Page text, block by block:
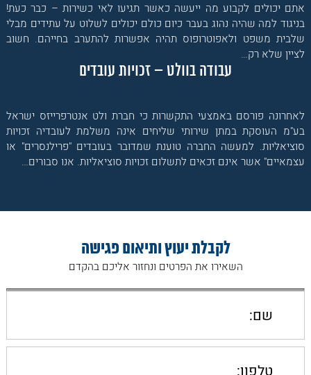
אתם יכולים לקבוע מה ייעשה כאשר תגיעו לאי כשירות – כבר כעת!
בניגוד למה שהיה נהוג בעבר כיום כולם יכולים לשלוט על עתידים מבלי
שלבית משפט ולאפוטרופוס תהיה אפשרות להתערב בחייהם. חשוב
לציין שלא רק…
עבודה בוולט – זכויות עובדים
לאחרונה פורסם באמצעי התקשרות כי חברת ולט אנטרפרייזס ישראל
בע"מ העוסקת במתן שירותי שליחים אינה משלמת לעובדיה זכויות
סוציאליות. למעשה החברה טוענת שמדובר בעובדים "פרילנסרים" או
עצמאיים" אשר אינם זכאים לתשלום זכויות סוציאליות. אנו סבורים…
לקבלת יעוץ ותיאום פגישה
השאירו את הפרטים ונחזור אליכם בהקדם